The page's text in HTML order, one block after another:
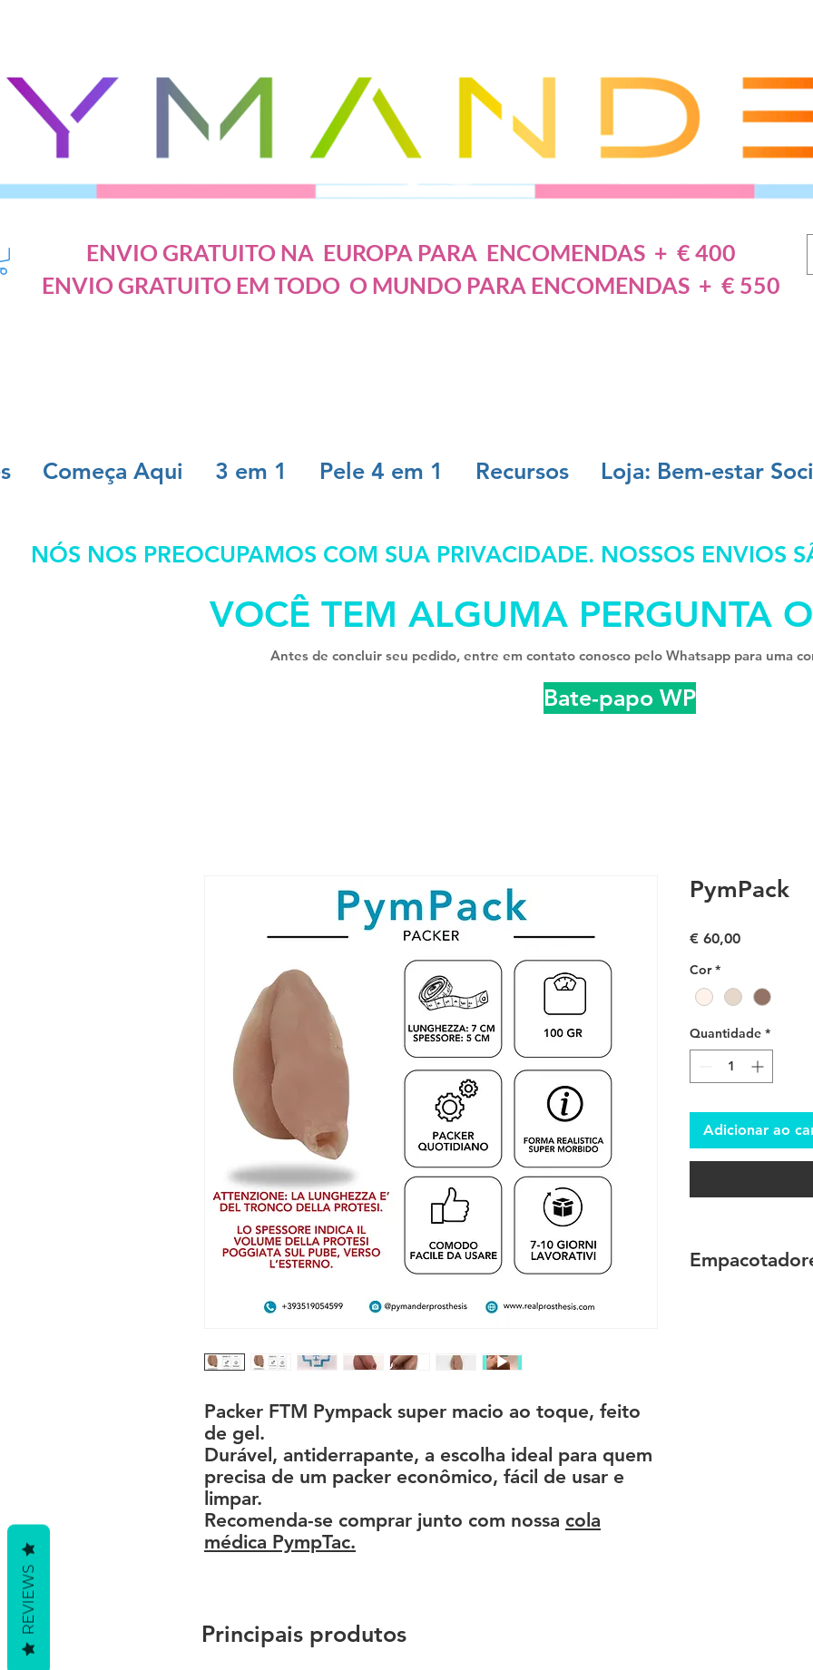
ENVIO GRATUITO NA EUROPA PARA ENCOMENDAS + € 400
ENVIO GRATUITO EM TODO O MUNDO PARA ENCOMENDAS + € 550
Começa Aqui 3 em 1 Pele 4 em 1 Recursos Loja: Bem-estar
NÓS NOS PREOCUPAMOS COM SUA PRIVACIDADE. NOSSOS ENVIOS
VOCÊ TEM ALGUMA PERGUNTA
Antes de concluir seu pedido, entre em contato conosco pelo Whatsapp para uma
Bate-papo WP
Packer FTM Pympack super macio ao toque, feito
de gel.
Durável, antiderrapante, a escolha ideal para quem
precisa de um packer econômico, fácil de usar e
limpar.
Recomenda-se comprar junto com nossa cola
médica PympTac.
PymPack
€ 60,00Preço
Cor *
Quantidade *
Adicionar ao
Principais produtos
REVIEWS